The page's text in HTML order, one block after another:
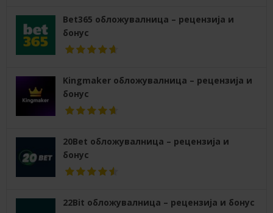
Bet365 обложувалница – рецензија и
бонус
Kingmaker обложувалница – рецензија и
бонус
20Bet обложувалница – рецензија и
бонус
22Bit обложувалница – рецензија и бонус